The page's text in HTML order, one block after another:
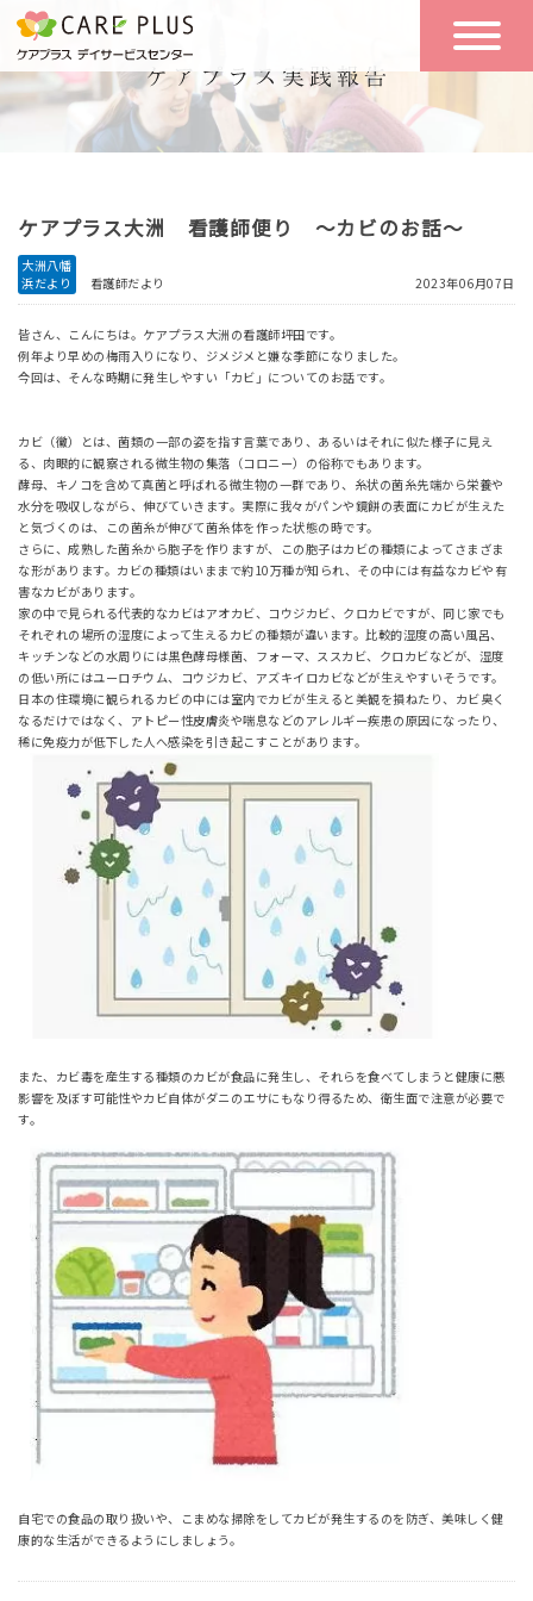
こんな方に
おすすめ
一日の流れ
一日体験
空き状況
お問い合わせ
体験希望
ケアプラス大洲 看護師便り ～カビのお話～
大洲八幡
浜だより
看護師だより 2023年06月07日
皆さん、こんにちは。ケアプラス大洲の看護師坪田です。
例年より早めの梅雨入りになり、ジメジメと嫌な季節になりました。
今回は、そんな時期に発生しやすい「カビ」についてのお話です。
カビ（黴）とは、菌類の一部の姿を指す言葉であり、あるいはそれに似た様子に見え
る、肉眼的に観察される微生物の集落（コロニー）の俗称でもあります。
酵母、キノコを含めて真菌と呼ばれる微生物の一群であり、糸状の菌糸先端から栄養や
水分を吸収しながら、伸びていきます。実際に我々がパンや鏡餅の表面にカビが生えた
と気づくのは、この菌糸が伸びて菌糸体を作った状態の時です。
さらに、成熟した菌糸から胞子を作りますが、この胞子はカビの種類によってさまざま
な形があります。カビの種類はいままで約10万種が知られ、その中には有益なカビや有
害なカビがあります。
家の中で見られる代表的なカビはアオカビ、コウジカビ、クロカビですが、同じ家でも
それぞれの場所の湿度によって生えるカビの種類が違います。比較的湿度の高い風呂、
キッチンなどの水周りには黒色酵母様菌、フォーマ、ススカビ、クロカビなどが、湿度
の低い所にはユーロチウム、コウジカビ、アズキイロカビなどが生えやすいそうです。
日本の住環境に観られるカビの中には室内でカビが生えると美観を損ねたり、カビ臭く
なるだけではなく、アトピー性皮膚炎や喘息などのアレルギー疾患の原因になったり、
稀に免疫力が低下した人へ感染を引き起こすことがあります。
また、カビ毒を産生する種類のカビが食品に発生し、それらを食べてしまうと健康に悪
影響を及ぼす可能性やカビ自体がダニのエサにもなり得るため、衛生面で注意が必要で
す。
自宅での食品の取り扱いや、こまめな掃除をしてカビが発生するのを防ぎ、美味しく健
康的な生活ができるようにしましょう。